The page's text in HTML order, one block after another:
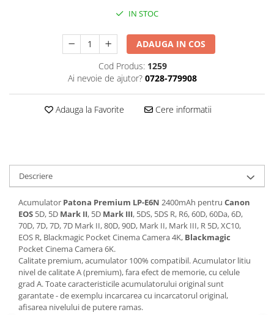
Produse de bucatarie kjøk
Accesorii kjøk
Cutite kjøk
Bec LED
E14
E27
Blițuri și lumini foto/video
Cablu date
tableta
Telefoane mobile
Casti
Telefoane mobile
IN STOC
ADAUGA IN COS
Cod Produs: 1259
Ai nevoie de ajutor? 0728-779908
Adauga la Favorite Cere informatii
Descriere
Acumulator Patona Premium LP-E6N 2400mAh pentru Canon
EOS 5D, 5D Mark II, 5D Mark III, 5DS, 5DS R, R6, 60D, 60Da, 6D,
70D, 7D, 7D, 7D Mark II, 80D, 90D, Mark II, Mark III, R 5D, XC10,
EOS R, Blackmagic Pocket Cinema Camera 4K, Blackmagic
Pocket Cinema Camera 6K.
Calitate premium, acumulator 100% compatibil. Acumulator litiu
nivel de calitate A (premium), fara efect de memorie, cu celule
grad A. Toate caracteristicile acumulatorului original sunt
garantate - de exemplu incarcarea cu incarcatorul original,
afisarea nivelului de putere ramas.